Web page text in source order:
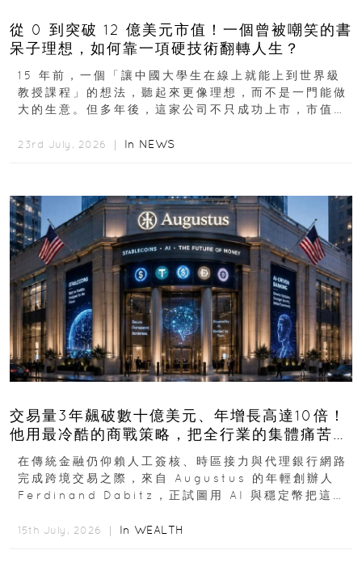
從 0 到突破 12 億美元市值！一個曾被嘲笑的書
呆子理想，如何靠一項硬技術翻轉人生？
15 年前，一個「讓中國大學生在線上就能上到世界級
教授課程」的想法，聽起來更像理想，而不是一門能做
大的生意。但多年後，這家公司不只成功上市，市值更
23rd July, 2026 ｜ In NEWS
交易量3年飆破數十億美元、年增長高達10倍！
他用最冷酷的商戰策略，把全行業的集體痛苦榨
成百億金庫
在傳統金融仍仰賴人工簽核、時區接力與代理銀行網路
完成跨境交易之際，來自 Augustus 的年輕創辦人
Ferdinand Dabitz，正試圖用 AI 與穩定幣把這套
15th July, 2026 ｜ In WEALTH